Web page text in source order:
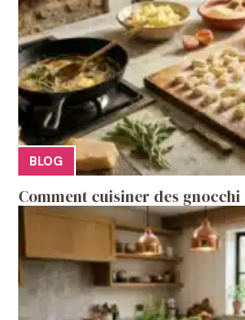
BLOG
Comment cuisiner des gnocchi